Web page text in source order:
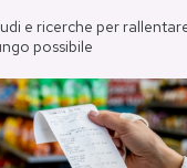
e ricerche per
possibile